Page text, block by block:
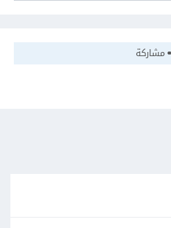
مشاركة